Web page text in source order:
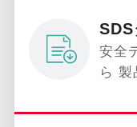
安全
ら 製